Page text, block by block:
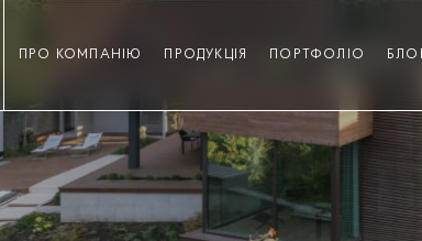
ПРО КОМПАНІЮ ПРОДУКЦІЯ ПОРТФОЛІО БЛОГ